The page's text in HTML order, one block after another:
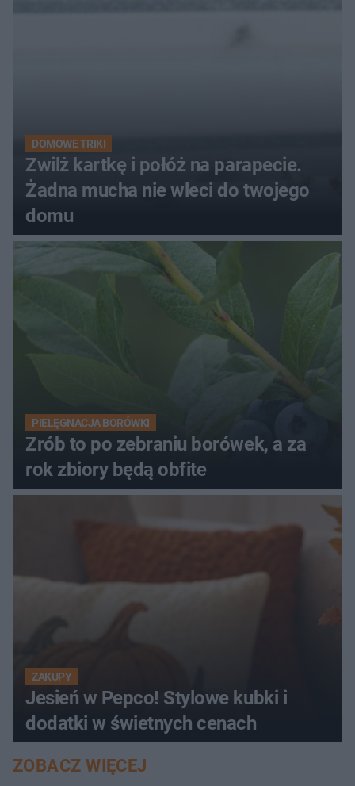
DOMOWE TRIKI
Zwilż kartkę i połóż na parapecie.
Żadna mucha nie wleci do twojego
domu
PIELĘGNACJA BORÓWKI
Zrób to po zebraniu borówek, a za
rok zbiory będą obfite
ZAKUPY
Jesień w Pepco! Stylowe kubki i
dodatki w świetnych cenach
ZOBACZ WIĘCEJ